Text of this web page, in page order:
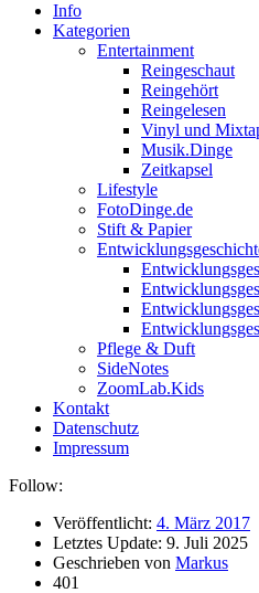
Info
Kategorien
Entertainment
Reingeschaut
Reingehört
Reingelesen
Vinyl und
Musik.Dinge
Zeitkapsel
Lifestyle
FotoDinge.de
Stift & Papier
Pflege & Duft
SideNotes
ZoomLab.Kids
Kontakt
Datenschutz
Impressum
Follow:
Veröffentlicht: 4. März 2017
Letztes Update: 9. Juli 2025
Geschrieben von Markus
401